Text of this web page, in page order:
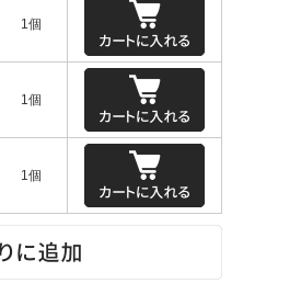
1個
1個
1個